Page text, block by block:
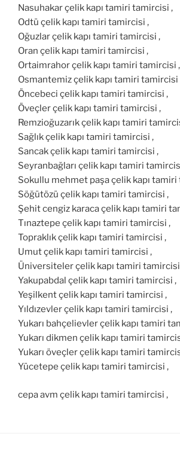
Nasuhakar çelik kapı tamiri tamircisi ,
Odtü çelik kapı tamiri tamircisi ,
Oğuzlar çelik kapı tamiri tamircisi ,
Oran çelik kapı tamiri tamircisi ,
Ortaimrahor çelik kapı tamiri tamircisi ,
Osmantemiz çelik kapı tamiri tamircisi
Öncebeci çelik kapı tamiri tamircisi ,
Öveçler çelik kapı tamiri tamircisi ,
Remzioğuzarık çelik kapı tamiri
Sağlık çelik kapı tamiri tamircisi ,
Sancak çelik kapı tamiri tamircisi ,
Seyranbağları çelik kapı tamiri
Sokullu mehmet paşa çelik kapı
Söğütözü çelik kapı tamiri tamircisi ,
Şehit cengiz karaca çelik kapı tamiri
Tınaztepe çelik kapı tamiri tamircisi ,
Topraklık çelik kapı tamiri tamircisi ,
Umut çelik kapı tamiri tamircisi ,
Üniversiteler çelik kapı tamiri
Yakupabdal çelik kapı tamiri tamircisi ,
Yeşilkent çelik kapı tamiri tamircisi ,
Yıldızevler çelik kapı tamiri tamircisi ,
Yukarı bahçelievler çelik kapı tamiri
Yukarı dikmen çelik kapı tamiri
Yukarı öveçler çelik kapı tamiri
Yücetepe çelik kapı tamiri tamircisi ,
cepa avm çelik kapı tamiri tamircisi ,